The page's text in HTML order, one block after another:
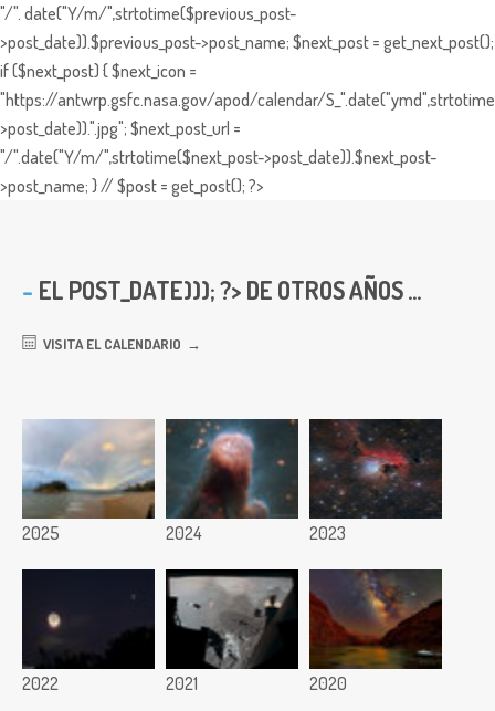
"/". date("Y/m/",strtotime($previous_post-
>post_date)).$previous_post->post_name; $next_post = get_next_post();
if ($next_post) { $next_icon =
"https://antwrp.gsfc.nasa.gov/apod/calendar/
>post_date)).".jpg"; $next_post_url =
"/".date("Y/m/",strtotime($next_post->post_date)).$next_post-
>post_name; } // $post = get_post(); ?>
EL POST_DATE))); ?> DE OTROS AÑOS ...
VISITA EL CALENDARIO
2025 2024 2023
2022 2021 2020